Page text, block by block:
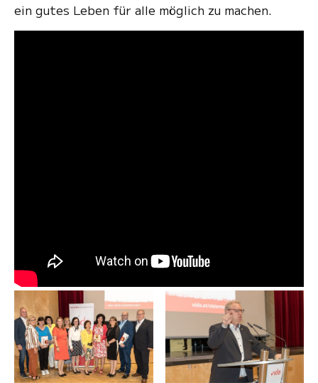
ein gutes Leben für alle möglich zu machen.